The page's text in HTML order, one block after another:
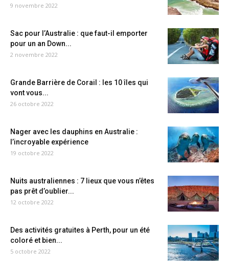
9 novembre 2022
Sac pour l’Australie : que faut-il emporter
pour un an Down...
2 novembre 2022
Grande Barrière de Corail : les 10 îles qui
vont vous...
26 octobre 2022
Nager avec les dauphins en Australie :
l’incroyable expérience
19 octobre 2022
Nuits australiennes : 7 lieux que vous n’êtes
pas prêt d’oublier...
12 octobre 2022
Des activités gratuites à Perth, pour un été
coloré et bien...
5 octobre 2022